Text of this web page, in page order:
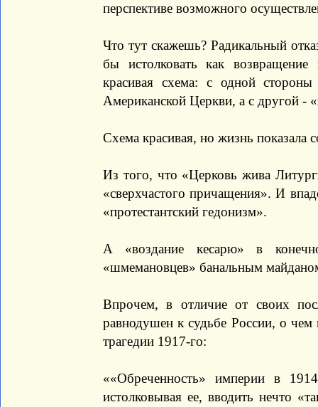
перспективе возможного
Что тут скажешь? Радикальный
бы истолковать как
красивая схема: с одной стороны
Американской Церкви, а с другой -
Схема красивая, но жизнь показала
Из того, что «Церковь жива
«сверхчастого причащения». И
«протестантский гедонизм».
А «воздание кесарю» в
«шмемановцев» банальным
Впрочем, в отличие от своих
равнодушен к судьбе России, о чем
трагедии 1917-го:
««Обреченность» империи в
истолковывая ее, вводить нечто